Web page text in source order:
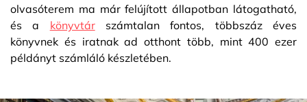
olvasóterem ma már felújított állapotban látogatható,
és a könyvtárszámtalan fontos, többszáz éves
könyvnek és iratnak ad otthont több, mint 400 ezer
példányt számláló készletében.